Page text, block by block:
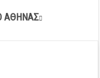
ΑΘΗΝΑΣ